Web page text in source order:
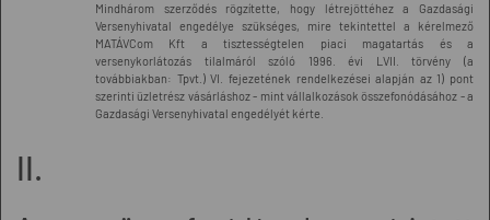
Mindhárom szerződés rögzítette, hogy létrejöttéhez a Gazdasági
Versenyhivatal engedélye szükséges, mire tekintettel a kérelmező
MATÁVCom Kft a tisztességtelen piaci magatartás és a
versenykorlátozás tilalmáról szóló 1996. évi LVII. törvény (a
továbbiakban: Tpvt.) VI. fejezetének rendelkezései alapján az 1) pont
szerinti üzletrész vásárláshoz - mint vállalkozások összefonódásához - a
Gazdasági Versenyhivatal engedélyét kérte.
II.